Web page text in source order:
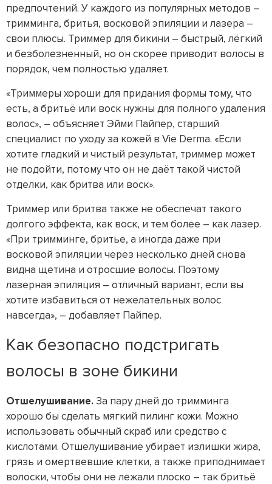
предпочтений. У каждого из популярных методов –
тримминга, бритья, восковой эпиляции и лазера –
свои плюсы. Триммер для бикини – быстрый, лёгкий
и безболезненный, но он скорее приводит волосы в
порядок, чем полностью удаляет.
«Триммеры хороши для придания формы тому, что
есть, а бритьё или воск нужны для полного удаления
волос», – объясняет Эйми Пайпер, старший
специалист по уходу за кожей в Vie Derma. «Если
хотите гладкий и чистый результат, триммер может
не подойти, потому что он не даёт такой чистой
отделки, как бритва или воск».
Триммер или бритва также не обеспечат такого
долгого эффекта, как воск, и тем более – как лазер.
«При тримминге, бритье, а иногда даже при
восковой эпиляции через несколько дней снова
видна щетина и отросшие волосы. Поэтому
лазерная эпиляция – отличный вариант, если вы
хотите избавиться от нежелательных волос
навсегда», – добавляет Пайпер.
Как безопасно подстригать
волосы в зоне бикини
Отшелушивание. За пару дней до тримминга
хорошо бы сделать мягкий пилинг кожи. Можно
использовать обычный скраб или средство с
кислотами. Отшелушивание убирает излишки жира,
грязь и омертвевшие клетки, а также приподнимает
волоски, чтобы они не лежали плоско – так бритьё